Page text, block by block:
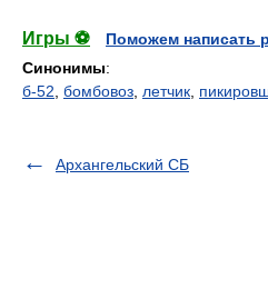
Игры ⚽
Поможем написать
Синонимы:
б-52 бомбовоз летчик
Архангельский СБ